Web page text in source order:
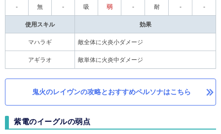
- 無 - 吸 弱 - 耐 - -
使用スキル 効果
マハラギ 敵全体に火炎小ダメージ
アギラオ 敵単体に火炎中ダメージ
鬼火のレイヴンの攻略とおすすめペルソナはこちら
紫電のイーグルの弱点